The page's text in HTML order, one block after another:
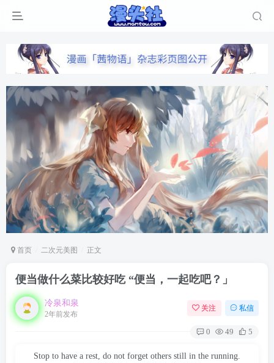
首页 二次元美图 正文
便当做什么菜比较好吃 “便当，一起吃吧？」
冷泉和泉
2年前发布
关注 私信
0 49 5
Stop to have a rest, do not forget others still in the running.